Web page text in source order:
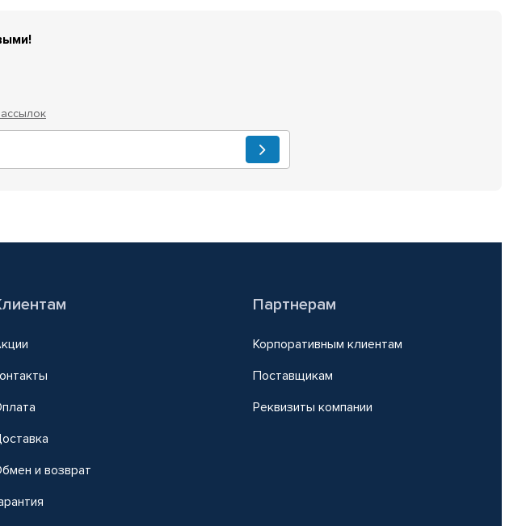
и возврат
Партнерам
Корпоративным клиентам
Поставщикам
Реквизиты компании